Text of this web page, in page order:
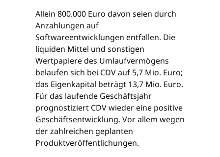
Allein 800.000 Euro davon seien durch
Anzahlungen auf
Softwareentwicklungen entfallen. Die
liquiden Mittel und sonstigen
Wertpapiere des Umlaufvermögens
belaufen sich bei CDV auf 5,7 Mio. Euro;
das Eigenkapital beträgt 13,7 Mio. Euro.
Für das laufende Geschäftsjahr
prognostiziert CDV wieder eine positive
Geschäftsentwicklung. Vor allem wegen
der zahlreichen geplanten
Produktveröffentlichungen.